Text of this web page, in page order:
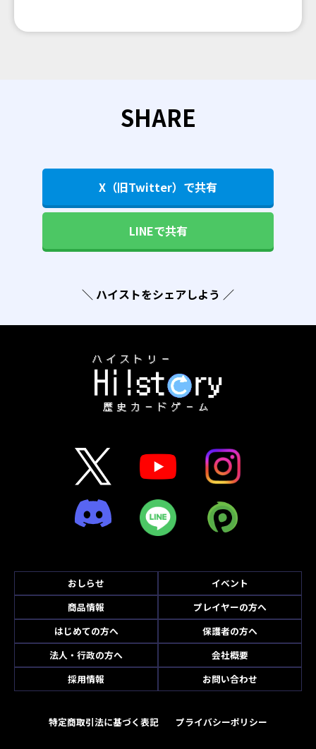
SHARE
X（旧Twitter）で共有
LINEで共有
＼ ハイストをシェアしよう ／
おしらせ
イベント
商品情報
プレイヤーの方へ
はじめての方へ
保護者の方へ
法人・行政の方へ
会社概要
採用情報
お問い合わせ
特定商取引法に基づく表記 プライバシーポリシー